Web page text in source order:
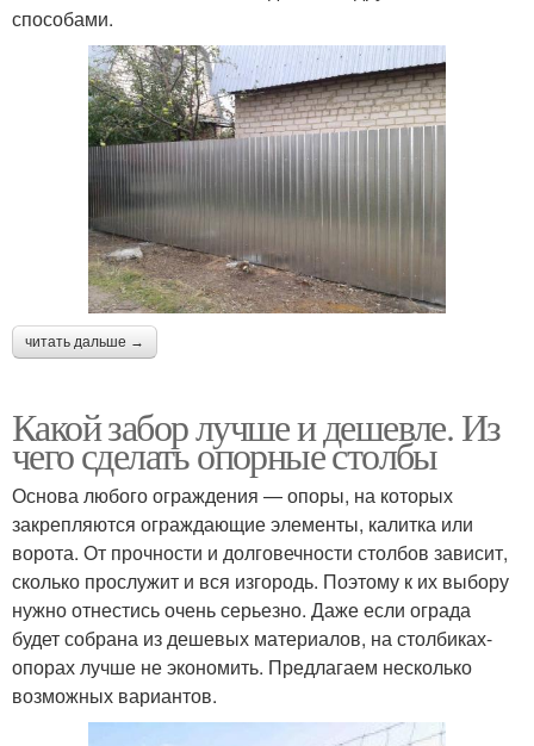
способами.
читать дальше →
Какой забор лучше и дешевле. Из
чего сделать опорные столбы
Основа любого ограждения — опоры, на которых
закрепляются ограждающие элементы, калитка или
ворота. От прочности и долговечности столбов зависит,
сколько прослужит и вся изгородь. Поэтому к их выбору
нужно отнестись очень серьезно. Даже если ограда
будет собрана из дешевых материалов, на столбиках-
опорах лучше не экономить. Предлагаем несколько
возможных вариантов.